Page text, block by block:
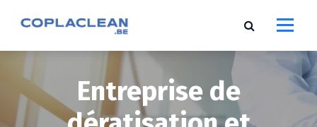
Entreprise de